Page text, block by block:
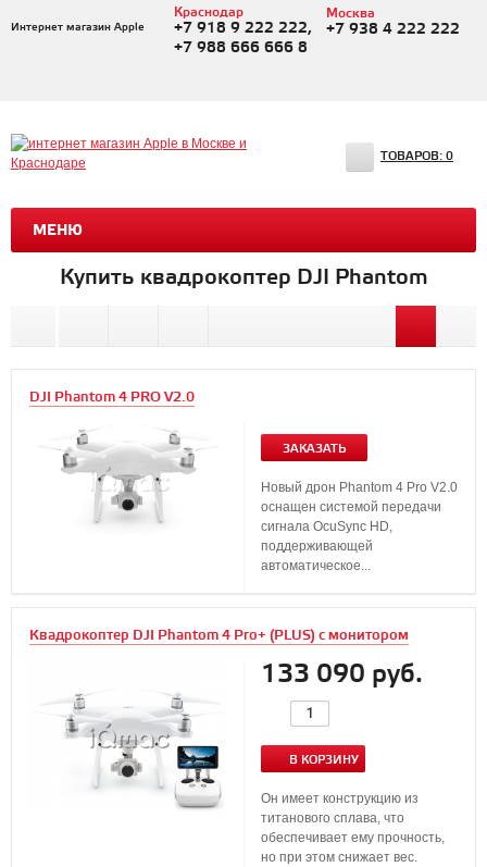
Интернет магазин Apple
Краснодар
+7 918 9 222 222,
+7 988 666 666 8
Москва
+7 938 4 222 222
МЕНЮ
ТОВАРОВ: 0
Купить квадрокоптер DJI Phantom
DJI Phantom 4 PRO V2.0
ЗАКАЗАТЬ
Новый дрон Phantom 4 Pro V2.0
оснащен системой передачи
сигнала OcuSync HD,
поддерживающей
автоматическое...
Квадрокоптер DJI Phantom 4 Pro+ (PLUS) с монитором
133 090 руб.
В КОРЗИНУ
Он имеет конструкцию из
титанового сплава, что
обеспечивает ему прочность,
но при этом снижает вес.